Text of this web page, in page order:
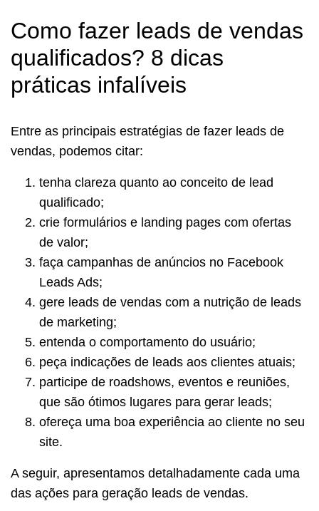
Como fazer leads de vendas
qualificados? 8 dicas
práticas infalíveis
Entre as principais estratégias de fazer leads de
vendas, podemos citar:
tenha clareza quanto ao conceito de lead
qualificado;
crie formulários e landing pages com ofertas
de valor;
faça campanhas de anúncios no Facebook
Leads Ads;
gere leads de vendas com a nutrição de leads
de marketing;
entenda o comportamento do usuário;
peça indicações de leads aos clientes atuais;
participe de roadshows, eventos e reuniões,
que são ótimos lugares para gerar leads;
ofereça uma boa experiência ao cliente no seu
site.
A seguir, apresentamos detalhadamente cada uma
das ações para geração leads de vendas.